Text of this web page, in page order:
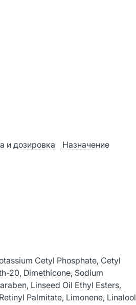
и дозировка
Назначение
Cetyl Phosphate, Cetyl
20, Dimethicone, Sodium
Linseed Oil Ethyl Esters,
Palmitate, Limonene, Linalool